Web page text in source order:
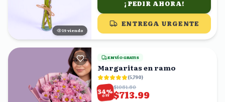
18 viendo
¡PEDIR AHORA!
ENTREGA URGENTE
ENVÍO GRATIS
Margaritas en ramo
(5,790)
34%
OFF
$1081.80
$713.99